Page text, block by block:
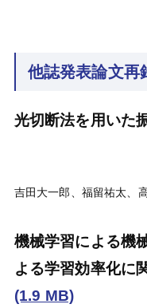
他誌発表論文再
光切断法を
吉田大一郎、福留祐太、
機械学習による機
よる学習効率化に
(1.9 MB)